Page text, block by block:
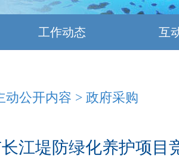
工作动态 互
动公开内容 > 政府采购
江堤防绿化养护项目